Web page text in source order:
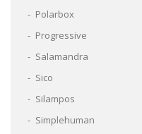
Polarbox
Progressive
Salamandra
Sico
Silampos
Simplehuman